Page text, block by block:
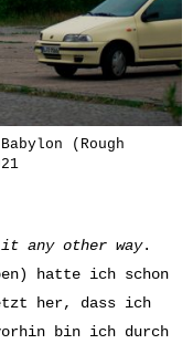
(Rough
it any other way.
hatte ich schon
her, dass ich
bin ich durch